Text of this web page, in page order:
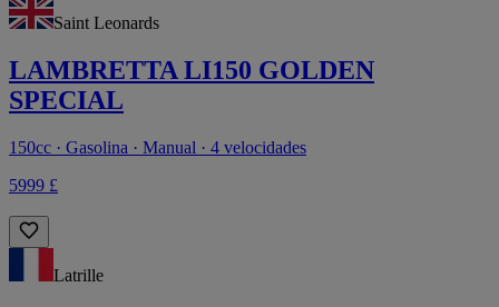
Saint Leonards
LAMBRETTA LI150 GOLDEN
SPECIAL
150cc · Gasolina · Manual · 4 velocidades
5999 £
Latrille